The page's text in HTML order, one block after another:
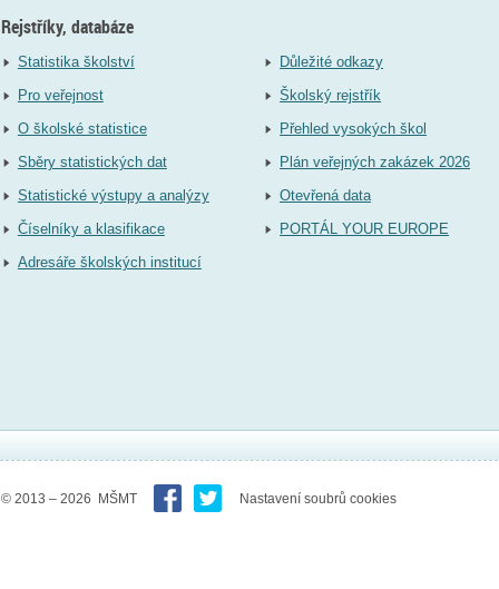
Rejstříky, databáze
Statistika školství
Pro veřejnost
O školské statistice
Sběry statistických dat
Statistické výstupy a analýzy
Číselníky a klasifikace
Adresáře školských institucí
Důležité odkazy
Školský rejstřík
Přehled vysokých škol
Plán veřejných zakázek 2026
Otevřená data
PORTÁL YOUR EUROPE
© 2013 – 2026 MŠMT Nastavení soubrů cookies